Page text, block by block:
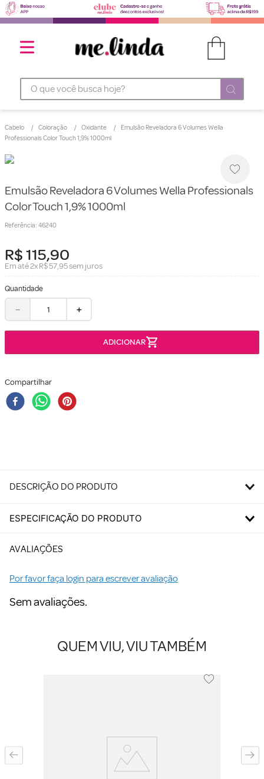
O que você busca hoje?
Cabelo Coloração Oxidante
Emulsão Reveladora 6 Volumes Wella
Professionals Color Touch 1,9% 1000ml
Emulsão Reveladora 6 Volumes Wella Professionals
Color Touch 1,9% 1000ml
Referência: 46240
R$115,90
Em até2xR$57,95sem juros
Quantidade
＋
－
Compartilhar
DESCRIÇÃO DO PRODUTO
ESPECIFICAÇÃO DO PRODUTO
AVALIAÇÕES
Por favor faça login para escrever avaliação
Sem avaliações.
QUEM VIU, VIU TAMBÉM